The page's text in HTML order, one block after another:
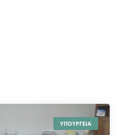
ΥΠΟΥΡΓΕΙΑ